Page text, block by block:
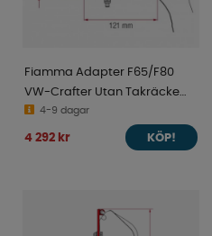
Fiamma Adapter F65/F80
VW-Crafter Utan Takräcke
H3L3 2017-
4-9 dagar
4 292 kr KÖP!